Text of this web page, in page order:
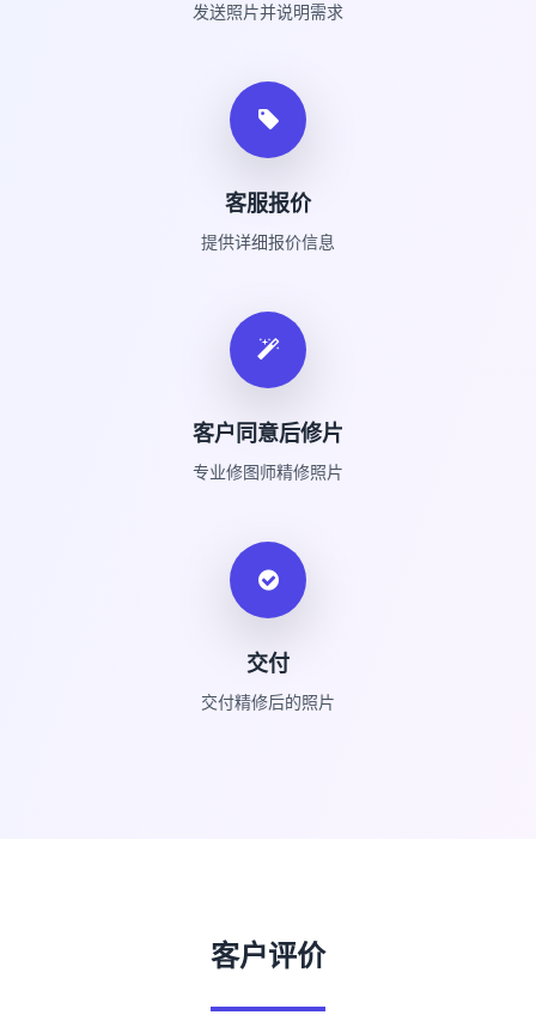
发送照片并说明需求
客服报价
提供详细报价信息
客户同意后修片
专业修图师精修照片
交付
交付精修后的照片
客户评价